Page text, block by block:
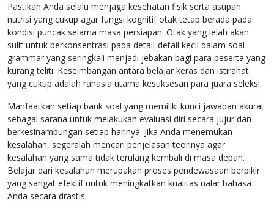
Pastikan Anda selalu menjaga kesehatan fisik serta asupan
nutrisi yang cukup agar fungsi kognitif otak tetap berada pada
kondisi puncak selama masa persiapan. Otak yang lelah akan
sulit untuk berkonsentrasi pada detail-detail kecil dalam soal
grammar yang seringkali menjadi jebakan bagi para peserta yang
kurang teliti. Keseimbangan antara belajar keras dan istirahat
yang cukup adalah rahasia utama kesuksesan para juara seleksi.
Manfaatkan setiap bank soal yang memiliki kunci jawaban akurat
sebagai sarana untuk melakukan evaluasi diri secara jujur dan
berkesinambungan setiap harinya. Jika Anda menemukan
kesalahan, segeralah mencari penjelasan teorinya agar
kesalahan yang sama tidak terulang kembali di masa depan.
Belajar dari kesalahan merupakan proses pendewasaan berpikir
yang sangat efektif untuk meningkatkan kualitas nalar bahasa
Anda secara drastis.